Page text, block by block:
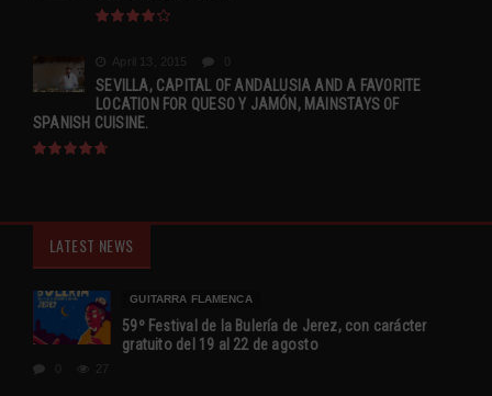
April 13, 2015
SEVILLA, CAPITAL OF ANDALUSIA AND A FAVORITE
LOCATION FOR QUESO Y JAMÓN, MAINSTAYS OF
SPANISH CUISINE.
LATEST NEWS
GUITARRA FLAMENCA
59º Festival de la Bulería de Jerez, con carácter
gratuito del 19 al 22 de agosto
27